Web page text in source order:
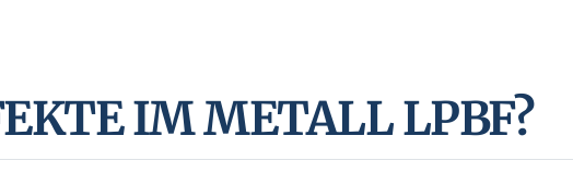
IM METALL LPBF?